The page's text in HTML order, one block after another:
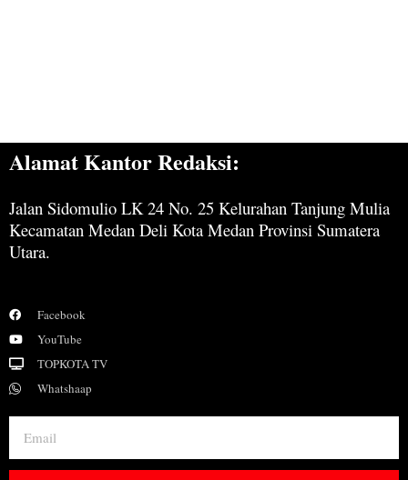
Alamat Kantor Redaksi:
Jalan Sidomulio LK 24 No. 25 Kelurahan Tanjung Mulia
Kecamatan Medan Deli Kota Medan Provinsi Sumatera
Utara.
Facebook
YouTube
TOPKOTA TV
Whatshaap